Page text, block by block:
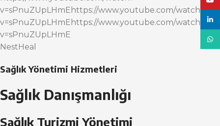
v=sPnuZUpLHmEhttps://www.youtube.com/watch?
v=sPnuZUpLHmEhttps://www.youtube.com/watch?
v=sPnuZUpLHmE
NestHeal
Sağlık Yönetimi Hizmetleri
Sağlık Danışmanlığı
Sağlık Turizmi Yönetimi